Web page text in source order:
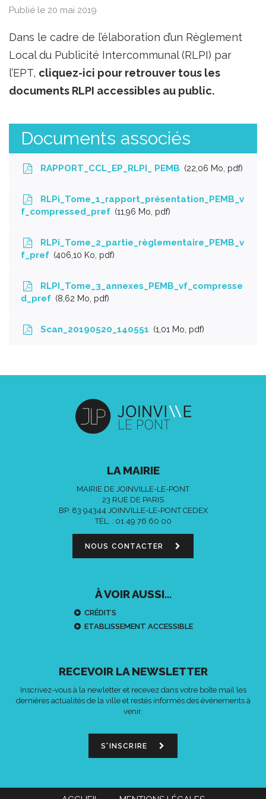
Publié le 20 mai 2019
Dans le cadre de l’élaboration d’un Règlement
Local du Publicité Intercommunal (RLPI) par
l’EPT, cliquez-ici pour retrouver tous les
documents RLPI accessibles au public.
Documents associés
RAPPORT_CCL_EP_RLPI_ PEMB 22,06 Mo , pdf
RLPi_Tome_1_rapport_présentation_PEMB_v
f_compressed_pref
11,96 Mo , pdf
RLPi_Tome_2_partie_règlementaire_PEMB_v
f_pref
406,10 Ko , pdf
RLPI_Tome_3_annexes_PEMB_vf_compresse
d_pref
8,62 Mo , pdf
Scan_20190520_140551 1,01 Mo , pdf
LA MAIRIE
MAIRIE DE JOINVILLE-LE-PONT
23 RUE DE PARIS
BP. 83 94344 JOINVILLE-LE-PONT CEDEX
TÉL. : 01 49 76 60 00
NOUS CONTACTER
À VOIR AUSSI...
CRÉDITS
ETABLISSEMENT ACCESSIBLE
RECEVOIR LA NEWSLETTER
Inscrivez-vous à la newletter et recevez dans votre boîte mail les
dernières actualités de la ville et restés informés des événements à
venir.
S'INSCRIRE